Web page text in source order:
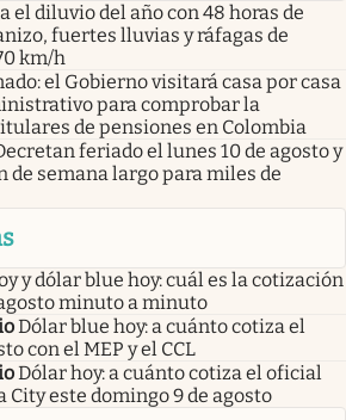
el diluvio del año con 48 horas de
fuertes lluvias y ráfagas de
km/h
el Gobierno visitará casa por casa
para comprobar la
de pensiones en Colombia
feriado el lunes 10 de agosto y
de semana largo para miles de
y dólar blue hoy: cuál es la cotización
minuto a minuto
Dólar blue hoy: a cuánto cotiza el
con el MEP y el CCL
Dólar hoy: a cuánto cotiza el oficial
City este domingo 9 de agosto